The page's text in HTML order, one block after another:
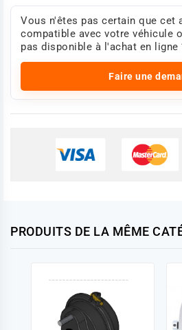
Vous n'êtes pas certain que cet
compatible avec votre véhicule
pas disponible à l'achat en ligne
Faire une
PRODUITS DE LA MÊME